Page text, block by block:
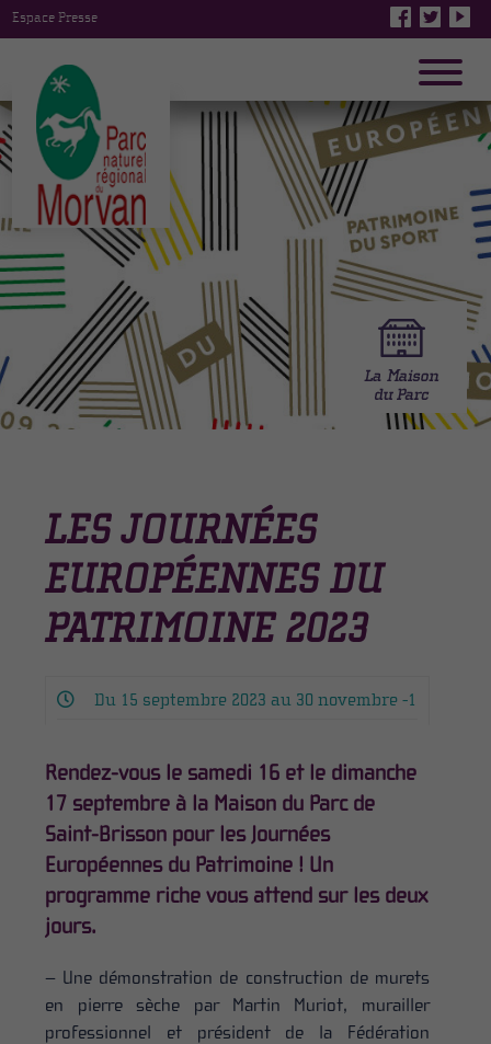
Espace Presse
LES JOURNÉES
EUROPÉENNES DU
PATRIMOINE 2023
Du 15 septembre 2023 au 30 novembre -1
Rendez-vous le samedi 16 et le dimanche
17 septembre à la Maison du Parc de
Saint-Brisson pour les Journées
Européennes du Patrimoine ! Un
programme riche vous attend sur les deux
jours.
– Une démonstration de construction de murets
en pierre sèche par Martin Muriot, murailler
professionnel et président de la Fédération